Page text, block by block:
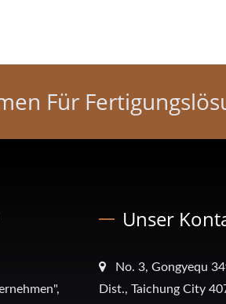
Für
Unser
No. 3, Gongyequ
Dist., Taichung City